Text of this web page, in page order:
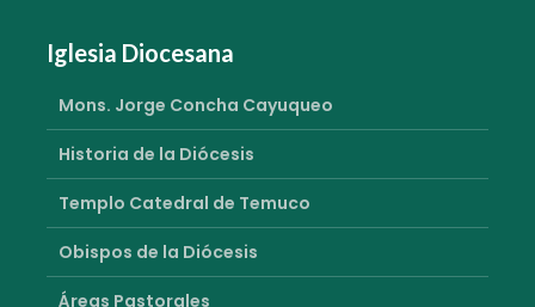
Iglesia Diocesana
Mons. Jorge Concha Cayuqueo
Historia de la Diócesis
Templo Catedral de Temuco
Obispos de la Diócesis
Áreas Pastorales